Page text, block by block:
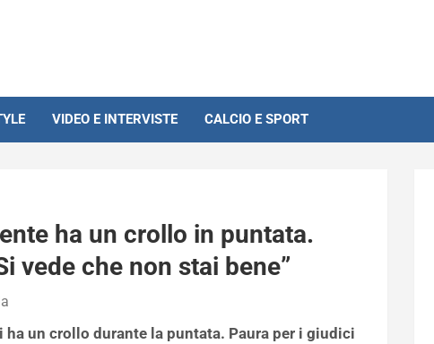
VIDEO E INTERVISTE CALCIO E SPORT
ha un crollo in puntata.
vede che non stai bene”
ha un crollo durante la puntata. Paura per i giudici